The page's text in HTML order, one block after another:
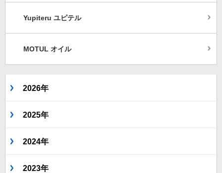
Yupiteru ユピテル
MOTUL オイル
2026年
2025年
2024年
2023年